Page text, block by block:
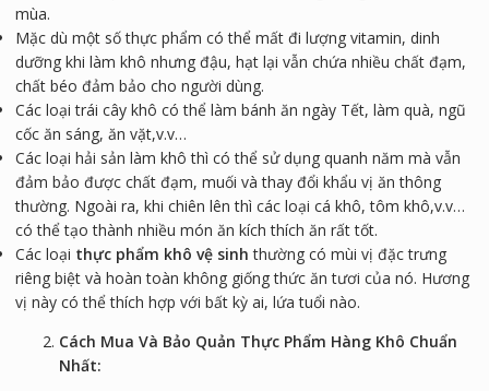
mùa.
Mặc dù một số thực phẩm có thể mất đi lượng vitamin, dinh
dưỡng khi làm khô nhưng đậu, hạt lại vẫn chứa nhiều chất đạm,
chất béo đảm bảo cho người dùng.
Các loại trái cây khô có thể làm bánh ăn ngày Tết, làm quà, ngũ
cốc ăn sáng, ăn vặt,v.v…
Các loại hải sản làm khô thì có thể sử dụng quanh năm mà vẫn
đảm bảo được chất đạm, muối và thay đổi khẩu vị ăn thông
thường. Ngoài ra, khi chiên lên thì các loại cá khô, tôm khô,v.v…
có thể tạo thành nhiều món ăn kích thích ăn rất tốt.
Các loại thực phẩm khô vệ sinhthường có mùi vị đặc trưng
riêng biệt và hoàn toàn không giống thức ăn tươi của nó. Hương
vị này có thể thích hợp với bất kỳ ai, lứa tuổi nào.
Cách Mua Và Bảo Quản Thực Phẩm Hàng Khô Chuẩn
Nhất: